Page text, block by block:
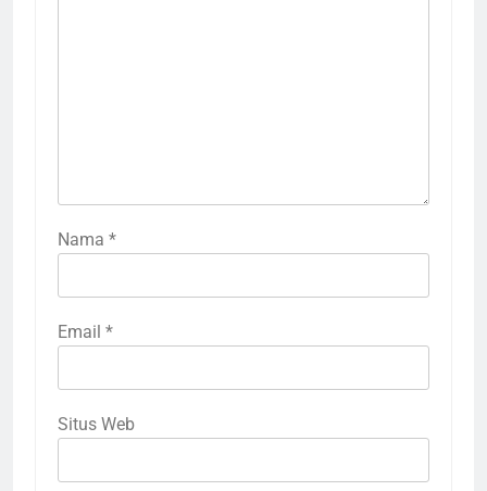
Nama *
Email *
Situs Web